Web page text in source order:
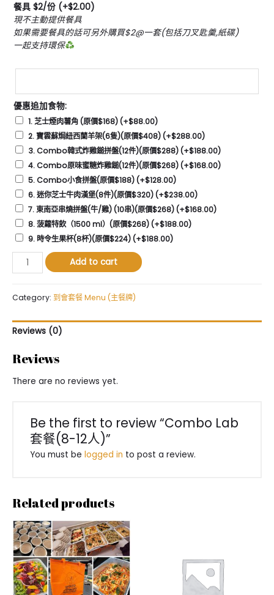
餐具 $2/份 (+$2.00)
現不主動提供餐具
如果需要餐具的話可另外購買$2@一套(包括刀叉匙羹,紙碟)
一起支持環保
優惠追加食物:
1. 芝士煙肉薯角 (原價$168)(+$88.00)
2. 寶雲蘇焗紐西蘭羊架(6隻)(原價$408)(+$288.00)
3. Combo韓式炸雞鎚拼盤(12件)(原價$288)(+$188.00)
4. Combo原味蜜糖炸雞鎚(12件)(原價$268)(+$168.00)
5. Combo小食拼盤(原價$188)(+$128.00)
6. 迷你芝士牛肉漢堡(8件)(原價$320)(+$238.00)
7. 東南亞串燒拼盤(牛/雞) (10串)(原價$268)(+$168.00)
8. 菠蘿特飲（1500 ml）(原價$268)(+$188.00)
9. 時令生果杯(8杯)(原價$224)(+$188.00)
Combo
Lab
餐
12
人)
Add to cart
Category: 到會套餐 Menu (主餐牌)
Reviews (0)
Reviews
There are no reviews yet.
Be the first to review “Combo Lab
套餐(8-12人)”
You must belogged in to post a review.
Related products